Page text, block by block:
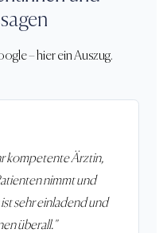
– hier ein Auszug.
kompetente Ärztin,
nimmt und
sehr einladend und
überall."